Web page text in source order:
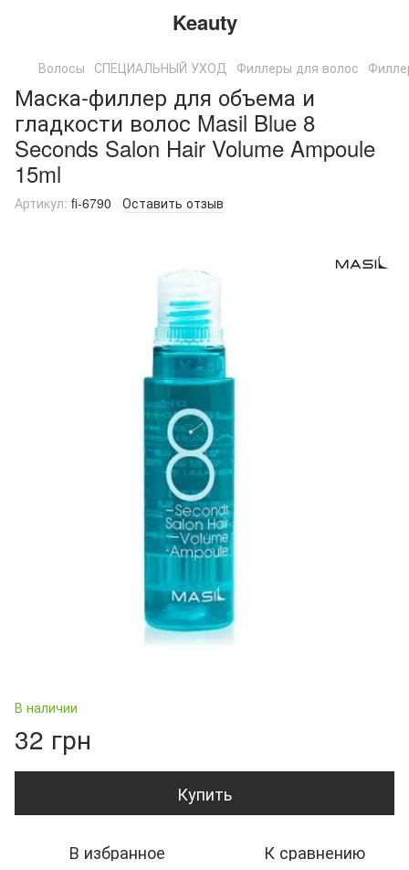
Keauty
Волосы СПЕЦИАЛЬНЫЙ УХОД Филлеры для волос
Маска-филлер для объема и
гладкости волос Masil Blue 8
Seconds Salon Hair Volume Ampoule
15ml
Артикул: fi-6790 Оставить отзыв
В наличии
32 грн
Купить
В избранное К сравнению